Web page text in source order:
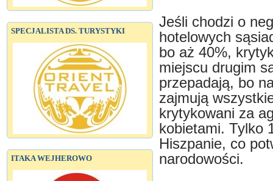
SPECJALISTA DS. TURYSTYKI
ITAKA WEJHEROWO
Jeśli chodzi o
hotelowych
bo aż 40%,
miejscu drugim
przepadają, bo
zajmują
krytykowani za
kobietami. Tylko
Hiszpanie, co
narodowości.